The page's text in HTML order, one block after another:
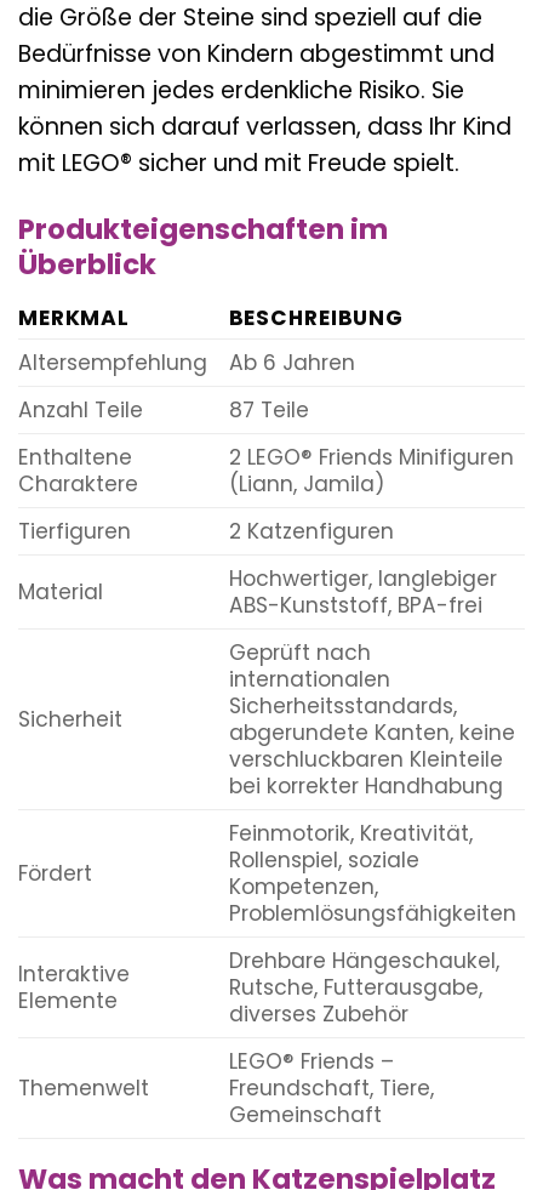
die Größe der Steine sind speziell auf die
Bedürfnisse von Kindern abgestimmt und
minimieren jedes erdenkliche Risiko. Sie
können sich darauf verlassen, dass Ihr Kind
mit LEGO® sicher und mit Freude spielt.
Produkteigenschaften im
Überblick
MERKMAL
BESCHREIBUNG
Altersempfehlung
Ab 6 Jahren
Anzahl Teile
87 Teile
Enthaltene
Charaktere
2 LEGO® Friends Minifiguren
(Liann, Jamila)
Tierfiguren
2 Katzenfiguren
Material
Hochwertiger, langlebiger
ABS-Kunststoff, BPA-frei
Sicherheit
Geprüft nach
internationalen
Sicherheitsstandards,
abgerundete Kanten, keine
verschluckbaren Kleinteile
bei korrekter Handhabung
Fördert
Feinmotorik, Kreativität,
Rollenspiel, soziale
Kompetenzen,
Problemlösungsfähigkeiten
Interaktive
Elemente
Drehbare Hängeschaukel,
Rutsche, Futterausgabe,
diverses Zubehör
Themenwelt
LEGO® Friends –
Freundschaft, Tiere,
Gemeinschaft
Was macht den Katzenspielplatz